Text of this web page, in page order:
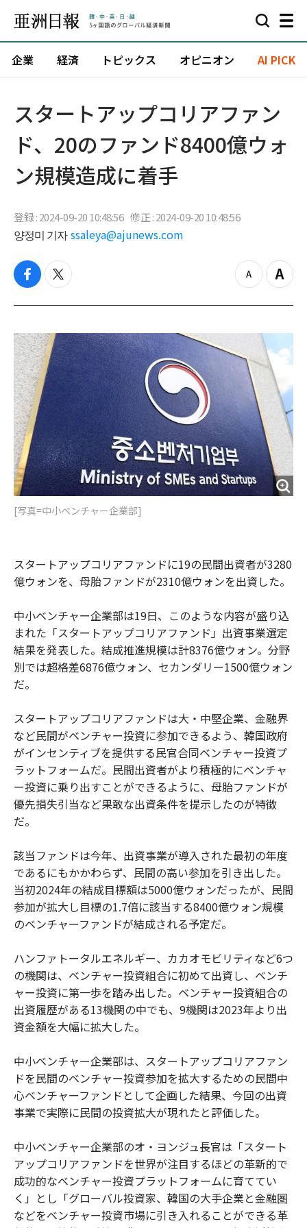
企業 経済 トピックス オピニオン AI PICK
スタートアップコリアファン
ド、20のファンド8400億ウォ
ン規模造成に着手
登録 : 2024-09-20 10:48:56 修正 : 2024-09-20 10:48:56
양정미 기자 ssaleya@ajunews.com
f
c
b
o
o
k
t
i
t
e
z
o
o
t
Z
o
i
[写真=中小ベンチャー企業部]
スタートアップコリアファンドに19の民間出資者が3280
億ウォンを、母胎ファンドが2310億ウォンを出資した。
中小ベンチャー企業部は19日、このような内容が盛り込
まれた「スタートアップコリアファンド」出資事業選定
結果を発表した。結成推進規模は計8376億ウォン。分野
別では超格差6876億ウォン、セカンダリー1500億ウォン
だ。
スタートアップコリアファンドは大・中堅企業、金融界
など民間がベンチャー投資に参加できるよう、韓国政府
がインセンティブを提供する民官合同ベンチャー投資プ
ラットフォームだ。民間出資者がより積極的にベンチャ
ー投資に乗り出すことができるように、母胎ファンドが
優先損失引当など果敢な出資条件を提示したのが特徴
だ。
該当ファンドは今年、出資事業が導入された最初の年度
であるにもかかわらず、民間の高い参加を引き出した。
当初2024年の結成目標額は5000億ウォンだったが、民間
参加が拡大し目標の1.7倍に該当する8400億ウォン規模
のベンチャーファンドが結成される予定だ。
ハンファトータルエネルギー、カカオモビリティなど6つ
の機関は、ベンチャー投資組合に初めて出資し、ベンチ
ャー投資に第一歩を踏み出した。ベンチャー投資組合の
出資履歴がある13機関の中でも、9機関は2023年より出
資金額を大幅に拡大した。
中小ベンチャー企業部は、スタートアップコリアファン
ドを民間のベンチャー投資参加を拡大するための民間中
心ベンチャーファンドとして企画した結果、今回の出資
事業で実際に民間の投資拡大が現れたと評価した。
中小ベンチャー企業部のオ・ヨンジュ長官は「スタート
アップコリアファンドを世界が注目するほどの革新的で
成功的なベンチャー投資プラットフォームに育ててい
く」とし「グローバル投資家、韓国の大手企業と金融圏
などをベンチャー投資市場に引き入れることができる革